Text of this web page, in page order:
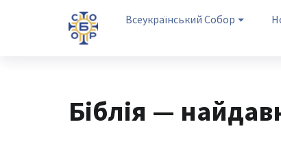
Всеукраїнський Собор
Біблія —